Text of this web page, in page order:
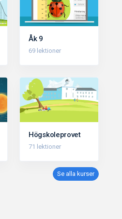
Åk 9
69 lektioner
Högskoleprovet
71 lektioner
Se alla kurser